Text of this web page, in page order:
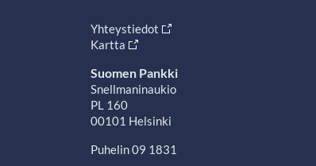
Yhteystiedot
Kartta
Suomen Pankki
Snellmaninaukio
PL 160
00101 Helsinki
Puhelin 09 1831